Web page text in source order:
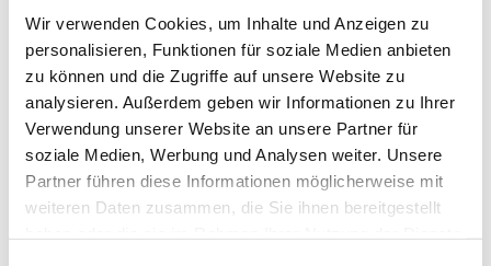
Wir verwenden Cookies, um Inhalte und Anzeigen zu
personalisieren, Funktionen für soziale Medien anbieten
zu können und die Zugriffe auf unsere Website zu
analysieren. Außerdem geben wir Informationen zu Ihrer
Verwendung unserer Website an unsere Partner für
soziale Medien, Werbung und Analysen weiter. Unsere
Partner führen diese Informationen möglicherweise mit
weiteren Daten zusammen, die Sie ihnen bereitgestellt
Systeme, die den Alltag erleichtern. Unsere Türen
und Fenster können problemlos in solche
Systeme integriert werden.
Automatisierte Steuerung:Fenster und Türen
lassen sich per App steuern – für mehr Komfort
und Sicherheit.
Smarte Sonnenschutzsysteme:Automatisch
steuerbare Jalousien und Markisen, die den